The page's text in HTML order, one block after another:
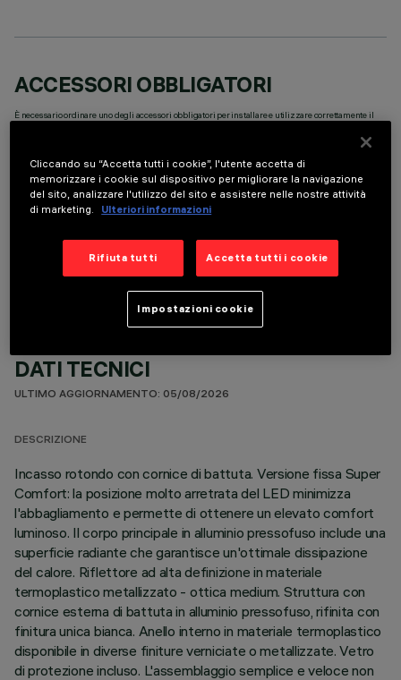
ACCESSORI OBBLIGATORI
È necessario ordinare uno degli accessori obbligatori per installare e utilizzare correttamente il
COMPONENTI OPZIONALI
DATI TECNICI
ULTIMO AGGIORNAMENTO: 05/08/2026
DESCRIZIONE
Incasso rotondo con cornice di battuta. Versione fissa Super
Comfort: la posizione molto arretrata del LED minimizza
l'abbagliamento e permette di ottenere un elevato comfort
luminoso. Il corpo principale in alluminio pressofuso include una
superficie radiante che garantisce un'ottimale dissipazione
del calore. Riflettore ad alta definizione in materiale
termoplastico metallizzato - ottica medium. Struttura con
cornice esterna di battuta in alluminio pressofuso, rifinita con
finitura unica bianca. Anello interno in materiale termoplastico
disponibile in diverse finiture verniciate o metallizzate. Vetro
di protezione incluso. L'assemblaggio semplice e veloce non
Cliccando su “Accetta tutti i cookie”, l'utente accetta di
memorizzare i cookie sul dispositivo per migliorare la navigazione
del sito, analizzare l'utilizzo del sito e assistere nelle nostre attività
di marketing.
Ulteriori informazioni
Rifiuta tutti Accetta tutti i cookie
Impostazioni cookie